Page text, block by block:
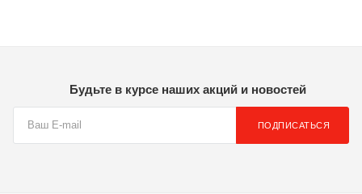
Будьте в курсе наших акций и новостей
ПОДПИСАТЬСЯ